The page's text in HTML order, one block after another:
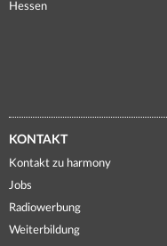
Hessen
KONTAKT
Kontakt zu harmony
Jobs
Radiowerbung
Weiterbildung